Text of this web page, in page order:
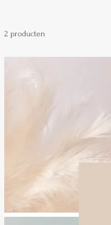
2 producten